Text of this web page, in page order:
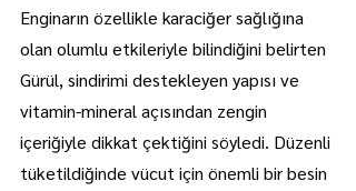
Enginarın özellikle karaciğer sağlığına
olan olumlu etkileriyle bilindiğini belirten
Gürül, sindirimi destekleyen yapısı ve
vitamin-mineral açısından zengin
içeriğiyle dikkat çektiğini söyledi. Düzenli
tüketildiğinde vücut için önemli bir besin